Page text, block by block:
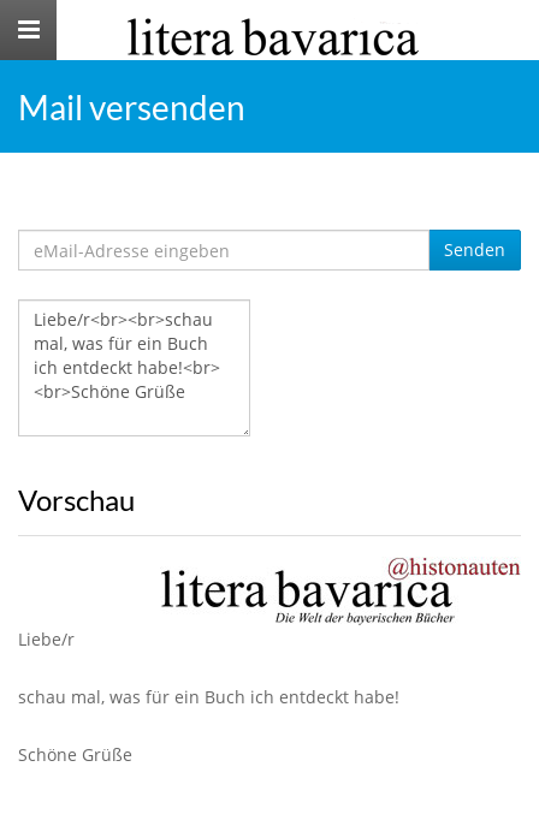
Toggle
Mail versenden
Senden
Vorschau
Liebe/r
schau mal, was für ein Buch ich entdeckt habe!
Schöne Grüße